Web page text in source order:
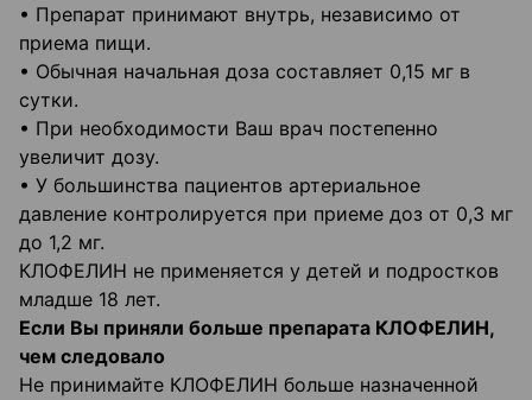
• Препарат принимают внутрь, независимо от
приема пищи.
• Обычная начальная доза составляет 0,15 мг в
сутки.
• При необходимости Ваш врач постепенно
увеличит дозу.
• У большинства пациентов артериальное
давление контролируется при приеме доз от 0,3 мг
до 1,2 мг.
КЛОФЕЛИН не применяется у детей и подростков
младше 18 лет.
Если Вы приняли больше препарата КЛОФЕЛИН,
чем следовало
Не принимайте КЛОФЕЛИН больше назначенной